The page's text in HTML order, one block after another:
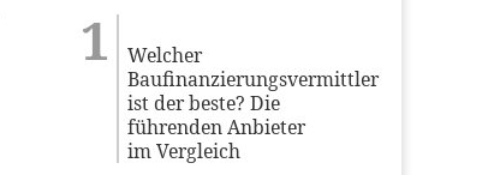
Welcher
Baufinanzierungsvermittler
ist der beste? Die
führenden Anbieter
im Vergleich